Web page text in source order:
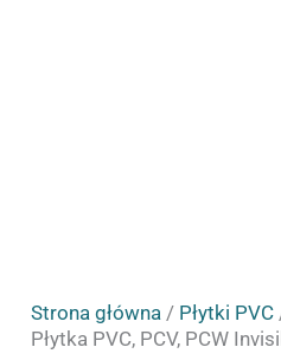
Strona główna / Płytki PVC
Płytka PVC, PCV, PCW